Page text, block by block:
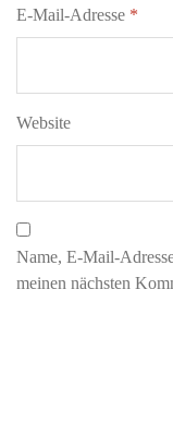
E-Mail-Adresse *
Website
Name, E-Mail-
meinen nächsten